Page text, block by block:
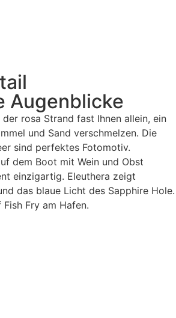
Augenblicke
rosa Strand fast Ihnen allein, ein
und Sand verschmelzen. Die
sind perfektes Fotomotiv.
dem Boot mit Wein und Obst
einzigartig. Eleuthera zeigt
das blaue Licht des Sapphire Hole.
Fry am Hafen.